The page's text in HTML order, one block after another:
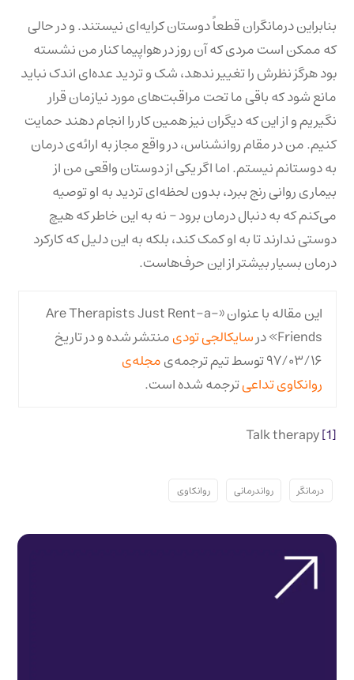
بنابراین درمانگران قطعاً دوستان کرایه‌ای نیستند. و در حالی
که ممکن است مردی که آن روز در هواپیما کنار من نشسته
بود هرگز نظرش را تغییر ندهد، شک و تردید عده‌ای اندک نباید
مانع شود که باقی ما تحت مراقبت‌های مورد نیازمان قرار
نگیریم و از این که دیگران نیز همین کار را انجام دهند حمایت
کنیم. من در مقام روانشناس، در واقع مجاز به ارائه‌ی درمان
به دوستانم نیستم. اما اگر یکی از دوستان واقعی من از
بیماری روانی رنج ببرد، بدون لحظه‌ای تردید به او توصیه
می‌کنم که به دنبال درمان برود – نه به این خاطر که هیچ
دوستی ندارند تا به او کمک کند، بلکه به این دلیل که کارکرد
درمان بسیار بیشتر از این حرف‌هاست.
این مقاله با عنوان «Are Therapists Just Rent-a-
Friends» در
سایکالجی تودیمنتشر شده و در تاریخ
۹۷/۰۳/۱۶ توسط تیم ترجمه‌ی
مجله‌ی
روانکاوی تداعیترجمه شده است.
[1]
Talk therapy
درمانگر رواندرمانی روانکاوی